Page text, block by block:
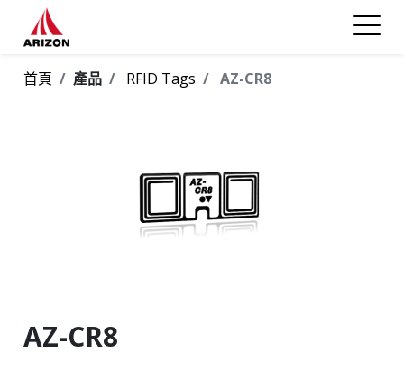
首頁 產品 RFID Tags AZ-CR8
AZ-CR8